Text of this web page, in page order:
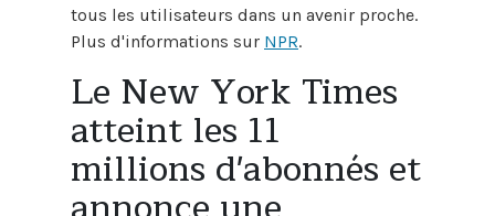
tous les utilisateurs dans un avenir proche.
Plus d'informations sur NPR.
Le New York Times
atteint les 11
millions d'abonnés et